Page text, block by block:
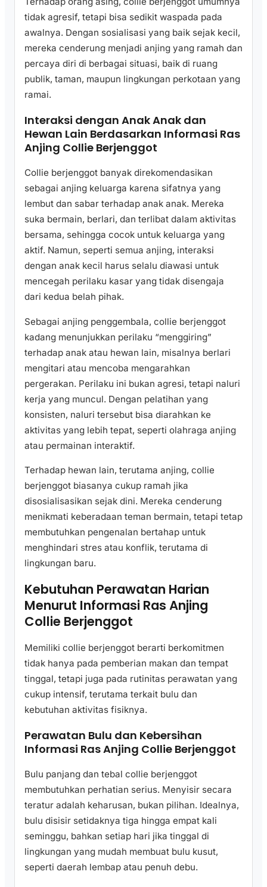
tidak agresif, tetapi bisa sedikit waspada pada
awalnya. Dengan sosialisasi yang baik sejak kecil,
mereka cenderung menjadi anjing yang ramah dan
percaya diri di berbagai situasi, baik di ruang
publik, taman, maupun lingkungan perkotaan yang
ramai.
Interaksi dengan Anak Anak dan
Hewan Lain Berdasarkan Informasi Ras
Anjing Collie Berjenggot
Collie berjenggot banyak direkomendasikan
sebagai anjing keluarga karena sifatnya yang
lembut dan sabar terhadap anak anak. Mereka
suka bermain, berlari, dan terlibat dalam aktivitas
bersama, sehingga cocok untuk keluarga yang
aktif. Namun, seperti semua anjing, interaksi
dengan anak kecil harus selalu diawasi untuk
mencegah perilaku kasar yang tidak disengaja
dari kedua belah pihak.
Sebagai anjing penggembala, collie berjenggot
kadang menunjukkan perilaku “menggiring”
terhadap anak atau hewan lain, misalnya berlari
mengitari atau mencoba mengarahkan
pergerakan. Perilaku ini bukan agresi, tetapi naluri
kerja yang muncul. Dengan pelatihan yang
konsisten, naluri tersebut bisa diarahkan ke
aktivitas yang lebih tepat, seperti olahraga anjing
atau permainan interaktif.
Terhadap hewan lain, terutama anjing, collie
berjenggot biasanya cukup ramah jika
disosialisasikan sejak dini. Mereka cenderung
menikmati keberadaan teman bermain, tetapi tetap
membutuhkan pengenalan bertahap untuk
menghindari stres atau konflik, terutama di
lingkungan baru.
Kebutuhan Perawatan Harian
Menurut Informasi Ras Anjing
Collie Berjenggot
Memiliki collie berjenggot berarti berkomitmen
tidak hanya pada pemberian makan dan tempat
tinggal, tetapi juga pada rutinitas perawatan yang
cukup intensif, terutama terkait bulu dan
kebutuhan aktivitas fisiknya.
Perawatan Bulu dan Kebersihan
Informasi Ras Anjing Collie Berjenggot
Bulu panjang dan tebal collie berjenggot
membutuhkan perhatian serius. Menyisir secara
teratur adalah keharusan, bukan pilihan. Idealnya,
bulu disisir setidaknya tiga hingga empat kali
seminggu, bahkan setiap hari jika tinggal di
lingkungan yang mudah membuat bulu kusut,
seperti daerah lembap atau penuh debu.